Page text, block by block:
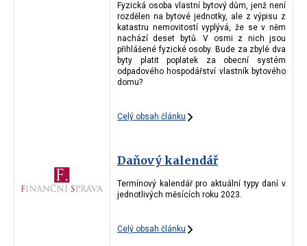
Fyzická osoba vlastní bytový dům, jenž není
rozdělen na bytové jednotky, ale z výpisu z
katastru nemovitostí vyplývá, že se v něm
nachází deset bytů. V osmi z nich jsou
přihlášené fyzické osoby. Bude za zbylé dva
byty platit poplatek za obecní systém
odpadového hospodářství vlastník bytového
domu?
Celý obsah článku
Daňový kalendář
Termínový kalendář pro aktuální typy daní v
jednotlivých měsících roku 2023.
Celý obsah článku